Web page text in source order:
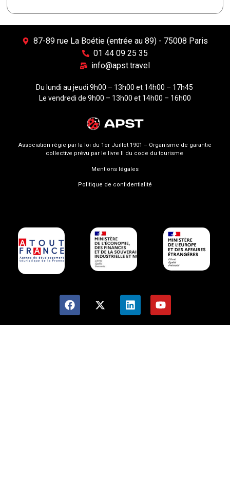
87-89 rue La Boétie (entrée au 89) - 75008 Paris
01 44 09 25 35
info@apst.travel
Du lundi au jeudi 9h00 – 13h00 et 14h00 – 17h45
Le vendredi de 9h00 – 13h00 et 14h00 – 16h00
Association régie par la loi du 1er Juillet 1901 – Organisme de garantie
collective prévu par le livre II du code du tourisme
Mentions légales
Politique de confidentialité